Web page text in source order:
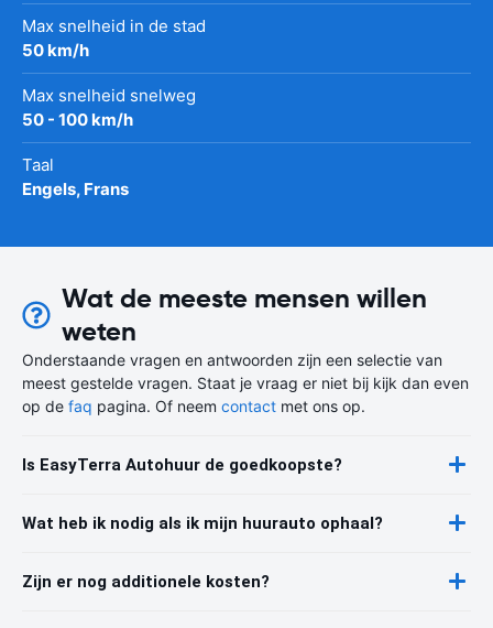
Max snelheid in de stad
50 km/h
Max snelheid snelweg
50 - 100 km/h
Taal
Engels, Frans
Wat de meeste mensen willen
weten
Onderstaande vragen en antwoorden zijn een selectie van
meest gestelde vragen. Staat je vraag er niet bij kijk dan even
op de faq pagina. Of neem contact met ons op.
Is EasyTerra Autohuur de goedkoopste?
Wat heb ik nodig als ik mijn huurauto ophaal?
Zijn er nog additionele kosten?